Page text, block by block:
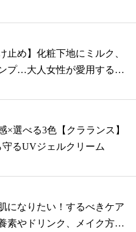
止め】化粧下地にミルク、
プ…大人女性が愛用する名
×選べる3色【クラランス】
守るUVジェルクリーム
になりたい！するべきケア
素やドリンク、メイク方法